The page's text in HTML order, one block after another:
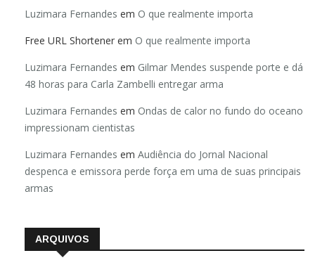
Luzimara Fernandes em O que realmente importa
Free URL Shortener em O que realmente importa
Luzimara Fernandes em Gilmar Mendes suspende porte e dá
48 horas para Carla Zambelli entregar arma
Luzimara Fernandes em Ondas de calor no fundo do oceano
impressionam cientistas
Luzimara Fernandes em Audiência do Jornal Nacional
despenca e emissora perde força em uma de suas principais
armas
ARQUIVOS